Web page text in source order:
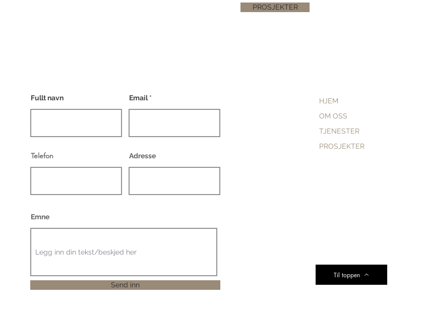
PROSJEKTER
Fullt navn Email
Telefon Adresse
Emne
Send inn
HJEM
OM OSS
TJENESTER
PROSJEKTER
Til toppen